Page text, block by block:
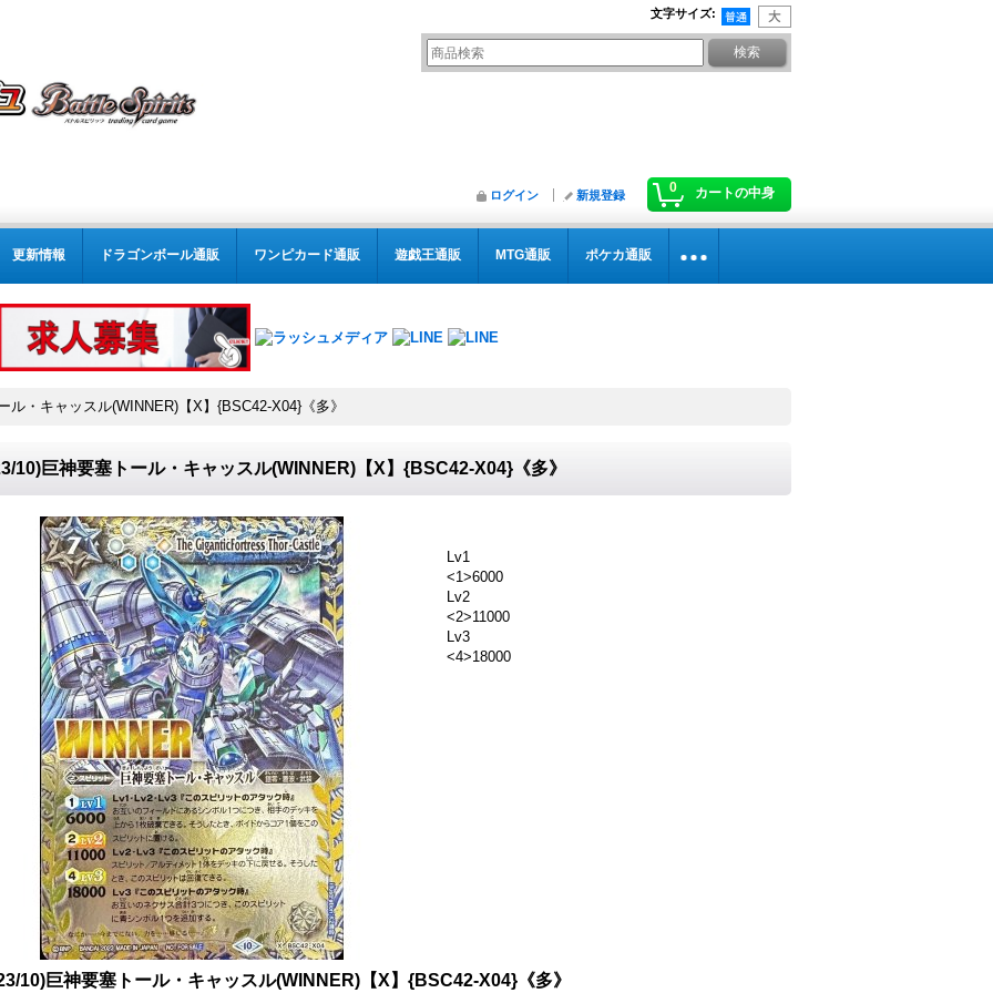
文字サイズ:
0 カートの中身
ログイン 新規登録
更新情報 ドラゴンボール通販 ワンピカード通販 遊戯王通販 MTG通販 ポケカ通販
ル・キャッスル(WINNER)【X】{BSC42-X04}《多》
10)巨神要塞トール・キャッスル(WINNER)【X】{BSC42-X04}《多》
Lv1
<1>6000
Lv2
<2>11000
Lv3
<4>18000
10)巨神要塞トール・キャッスル(WINNER)【X】{BSC42-X04}《多》